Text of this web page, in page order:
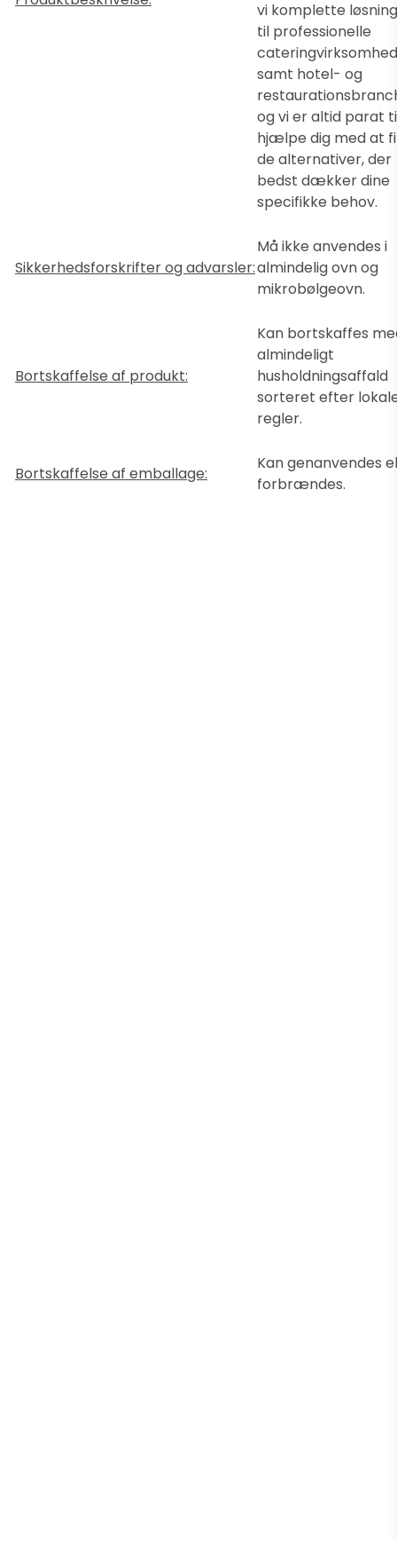
vi komplette
til professionelle
samt hotel- og
og vi er altid parat
hjælpe dig med at
de alternativer, der
bedst dækker dine
specifikke behov.
Sikkerhedsforskrifter og advarsler:
Må ikke anvendes i
almindelig ovn og
mikrobølgeovn.
Bortskaffelse af produkt:
Kan bortskaffes
almindeligt
husholdningsaffald
sorteret efter
regler.
Bortskaffelse af emballage:
Kan genanvendes
forbrændes.